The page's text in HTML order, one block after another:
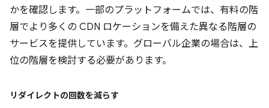
かを確認します。一部のプラットフォームでは、有料の階
層でより多くの CDN ロケーションを備えた異なる階層の
サービスを提供しています。グローバル企業の場合は、上
位の階層を検討する必要があります。
リダイレクトの回数を減らす